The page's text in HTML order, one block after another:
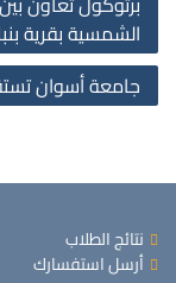
الشمسية بقرية
جامعة أسوان
نتائج الطلاب
أرسل استفسارك